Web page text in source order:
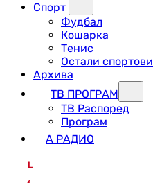
Спорт
Фудбал
Кошарка
Тенис
Остали спортови
Архива
ТВ ПРОГРАМ
ТВ Распоред
Програм
А РАДИО
L